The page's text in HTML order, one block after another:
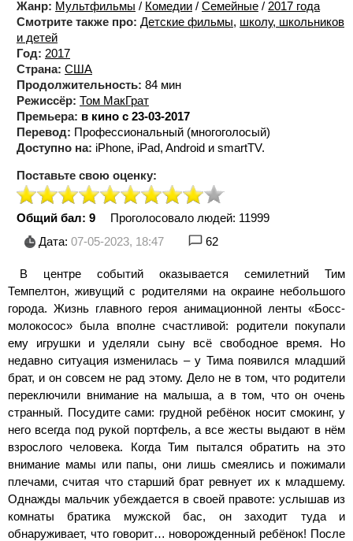
Жанр: Мультфильмы / Комедии / Семейные / 2017 года
Смотрите также про: Детские фильмы, школу, школьников
и детей
Год: 2017
Страна: США
Продолжительность: 84 мин
Режиссёр: Том МакГрат
Премьера: в кино с 23-03-2017
Перевод: Профессиональный (многоголосый)
Доступно на: iPhone, iPad, Android и smartTV.
Поставьте свою оценку:
Общий бал: 9 Проголосовало людей: 11999
Дата: 07-05-2023, 18:47 62
В центре событий оказывается семилетний Тим
Темпелтон, живущий с родителями на окраине небольшого
города. Жизнь главного героя анимационной ленты «Босс-
молокосос» была вполне счастливой: родители покупали
ему игрушки и уделяли сыну всё свободное время. Но
недавно ситуация изменилась – у Тима появился младший
брат, и он совсем не рад этому. Дело не в том, что родители
переключили внимание на малыша, а в том, что он очень
странный. Посудите сами: грудной ребёнок носит смокинг, у
него всегда под рукой портфель, а все жесты выдают в нём
взрослого человека. Когда Тим пытался обратить на это
внимание мамы или папы, они лишь смеялись и пожимали
плечами, считая что старший брат ревнует их к младшему.
Однажды мальчик убеждается в своей правоте: услышав из
комнаты братика мужской бас, он заходит туда и
обнаруживает, что говорит… новорожденный ребёнок! После